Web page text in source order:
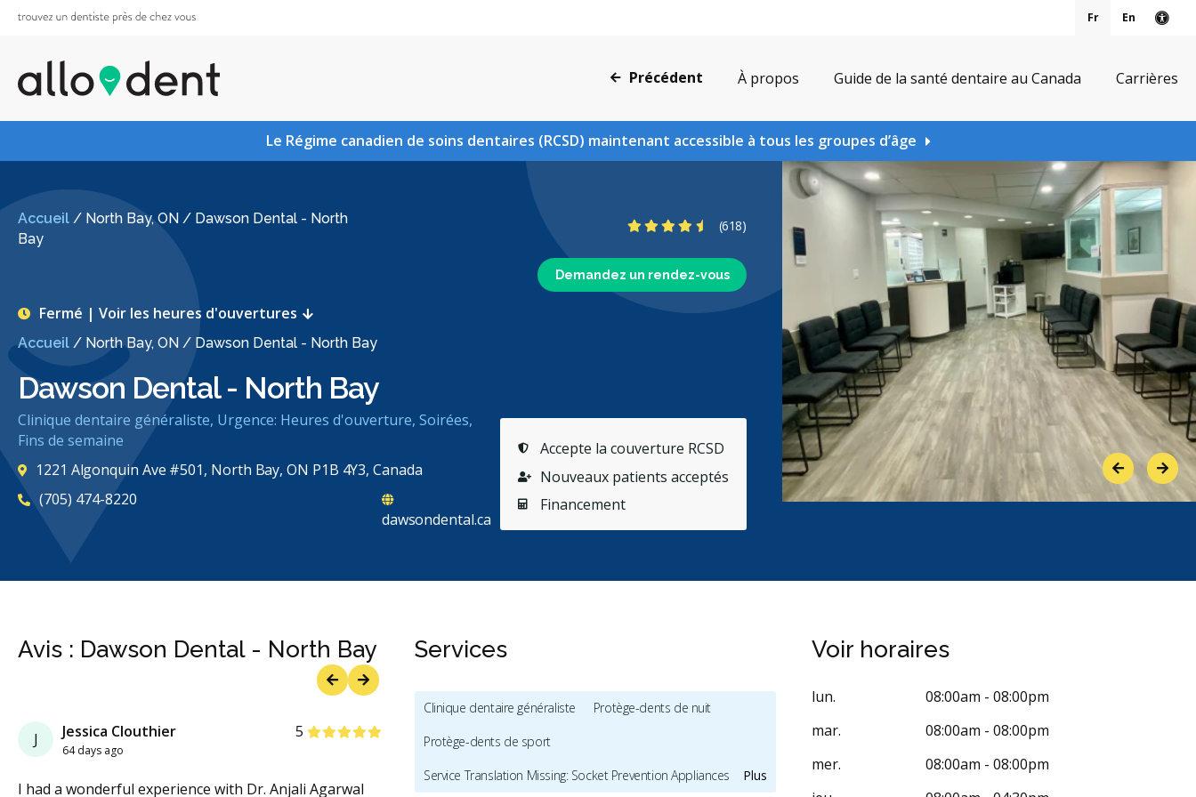
Fr En
Précédent À propos Guide de la santé dentaire au Canada Carrières
Le Régime canadien de soins dentaires (RCSD) maintenant accessible à tous les groupes d’âge
Accueil / North Bay, ON / Dawson Dental - North
Bay
Accueil / North Bay, ON / Dawson Dental - North Bay
Dawson Dental - North Bay
Clinique dentaire généraliste, Urgence: Heures d'ouverture, Soirées,
Fins de semaine
Accepte la couverture RCSD
Nouveaux patients acceptés
Financement
4.7 étoiles
(618)
Demandez un rendez-vous
Fermé | Voir les heures d'ouvertures
1221 Algonquin Ave #501, North Bay, ON P1B 4Y3, Canada
(705) 474-8220
dawsondental.ca
PreviousNext
Avis : Dawson Dental - North Bay
J Jessica Clouthier
64 days ago
5étoiles
I had a wonderful experience with Dr. Anjali Agarwal
étoiles
étoiles
étoiles
étoiles
Services
Plus
Clinique dentaire généraliste
Protège-dents de nuit
Protège-dents de sport
Service Translation Missing: Socket Prevention Appliances
Voir horaires
lun.
08:00am - 08:00pm
mar.
08:00am - 08:00pm
mer.
08:00am - 08:00pm